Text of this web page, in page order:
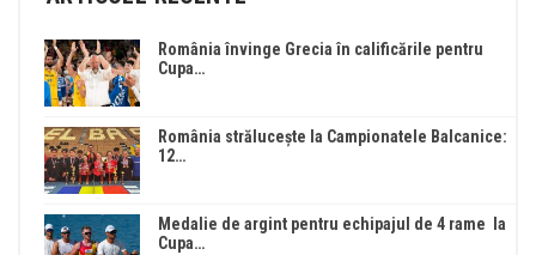
România învinge Grecia în calificările pentru
Cupa…
România strălucește la Campionatele Balcanice:
12…
Medalie de argint pentru echipajul de 4 rame la
Cupa…